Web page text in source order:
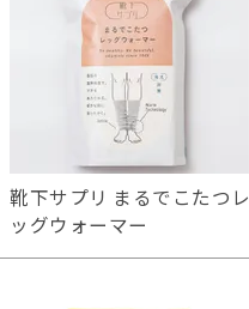
靴下サプリ まるでこたつレ
ッグウォーマー